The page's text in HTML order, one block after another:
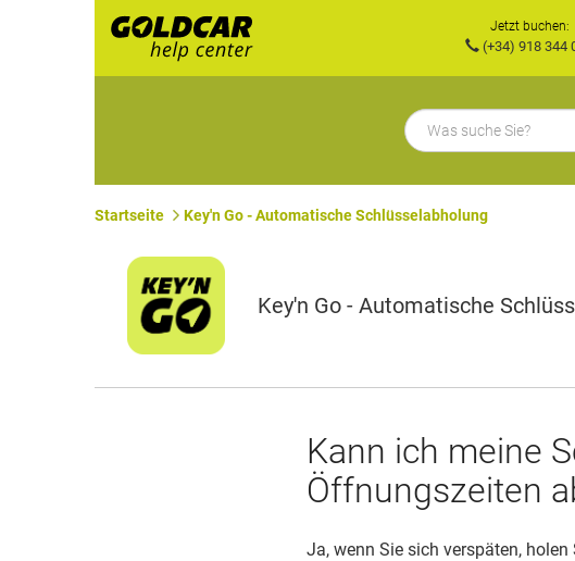
Jetzt buchen:
(+34) 918 344
Startseite Key'n Go - Automatische Schlüsselabholung
Key'n Go - Automatische
Kann ich meine
Öffnungszeiten
Ja, wenn Sie sich verspäten,